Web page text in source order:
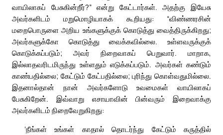
வாயிலாகப் பேசுகின்றீர்?” என்று கேட்டார்கள். அதற்கு இயேசு
அவர்களிடம் மறுமொழியாகக் கூறியது: “விண்ணரசின்
மறைபொருளை அறிய உங்களுக்குக் கொடுத்து வைத்திருக்கிறது;
அவர்களுக்கோ கொடுத்து வைக்கவில்லை. உள்ளவருக்குக்
கொடுக்கப்படும்; அவர் நிறைவாகப் பெறுவார். மாறாக,
இல்லாதவரிடமிருந்து உள்ளதும் எடுக்கப்படும். அவர்கள் கண்டும்
காண்பதில்லை; கேட்டும் கேட்பதில்லை; புரிந்து கொள்வதுமில்லை.
இதனால்தான் நான் அவர்களோடு உவமைகள் வாயிலாகப்
பேசுகிறேன். இவ்வாறு எசாயாவின் பின்வரும் இறைவாக்கு
அவர்களிடம் நிறைவேறுகிறது:
‘நீங்கள் உங்கள் காதால் தொடர்ந்து கேட்டும் கருத்தில்